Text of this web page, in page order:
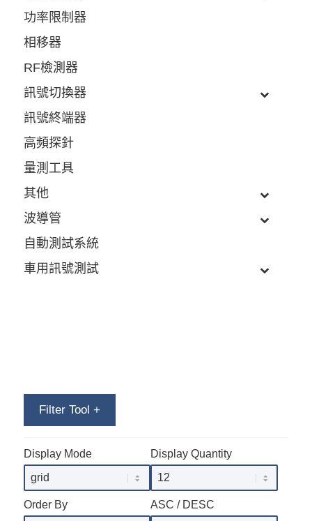
Filter Tool +
Display Mode Display Quantity
Order By ASC / DESC
功率限制器
相移器
RF檢測器
訊號切換器
訊號終端器
高頻探針
量測工具
其他
波導管
自動測試系統
車用訊號測試